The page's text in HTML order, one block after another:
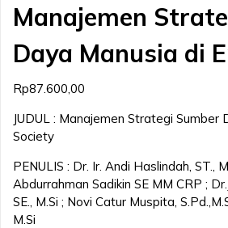
Manajemen
Daya Manusia di
Rp87.600,00
JUDUL : Manajemen Strategi Sumber
Society
PENULIS : Dr. Ir. Andi Haslindah, ST.,
Abdurrahman Sadikin SE MM CRP ;
SE., M.Si ; Novi Catur Muspita,
M.Si